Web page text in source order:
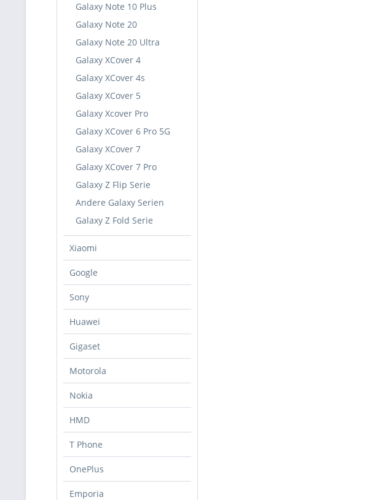
Galaxy Note 10 Plus
Galaxy Note 20
Galaxy Note 20 Ultra
Galaxy XCover 4
Galaxy XCover 4s
Galaxy XCover 5
Galaxy Xcover Pro
Galaxy XCover 6 Pro 5G
Galaxy XCover 7
Galaxy XCover 7 Pro
Galaxy Z Flip Serie
Andere Galaxy Serien
Galaxy Z Fold Serie
Xiaomi
Google
Sony
Huawei
Gigaset
Motorola
Nokia
HMD
T Phone
OnePlus
Emporia